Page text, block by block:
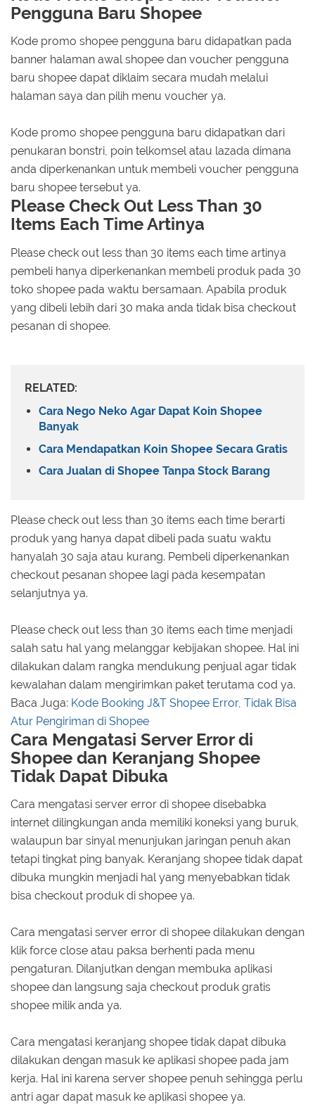
Pengguna Baru Shopee
Kode promo shopee pengguna baru didapatkan pada
banner halaman awal shopee dan voucher pengguna
baru shopee dapat diklaim secara mudah melalui
halaman saya dan pilih menu voucher ya.
Kode promo shopee pengguna baru didapatkan dari
penukaran bonstri, poin telkomsel atau lazada dimana
anda diperkenankan untuk membeli voucher pengguna
baru shopee tersebut ya.
Please Check Out Less Than 30
Items Each Time Artinya
Please check out less than 30 items each time artinya
pembeli hanya diperkenankan membeli produk pada 30
toko shopee pada waktu bersamaan. Apabila produk
yang dibeli lebih dari 30 maka anda tidak bisa checkout
pesanan di shopee.
RELATED:
Cara Nego Neko Agar Dapat Koin Shopee
Banyak
Cara Mendapatkan Koin Shopee Secara Gratis
Cara Jualan di Shopee Tanpa Stock Barang
Please check out less than 30 items each time berarti
produk yang hanya dapat dibeli pada suatu waktu
hanyalah 30 saja atau kurang. Pembeli diperkenankan
checkout pesanan shopee lagi pada kesempatan
selanjutnya ya.
Please check out less than 30 items each time menjadi
salah satu hal yang melanggar kebijakan shopee. Hal ini
dilakukan dalam rangka mendukung penjual agar tidak
kewalahan dalam mengirimkan paket terutama cod ya.
Baca Juga: Kode Booking J&T Shopee Error, Tidak Bisa
Atur Pengiriman di Shopee
Cara Mengatasi Server Error di
Shopee dan Keranjang Shopee
Tidak Dapat Dibuka
Cara mengatasi server error di shopee disebabka
internet dilingkungan anda memiliki koneksi yang buruk,
walaupun bar sinyal menunjukan jaringan penuh akan
tetapi tingkat ping banyak. Keranjang shopee tidak dapat
dibuka mungkin menjadi hal yang menyebabkan tidak
bisa checkout produk di shopee ya.
Cara mengatasi server error di shopee dilakukan dengan
klik force close atau paksa berhenti pada menu
pengaturan. Dilanjutkan dengan membuka aplikasi
shopee dan langsung saja checkout produk gratis
shopee milik anda ya.
Cara mengatasi keranjang shopee tidak dapat dibuka
dilakukan dengan masuk ke aplikasi shopee pada jam
kerja. Hal ini karena server shopee penuh sehingga perlu
antri agar dapat masuk ke aplikasi shopee ya.